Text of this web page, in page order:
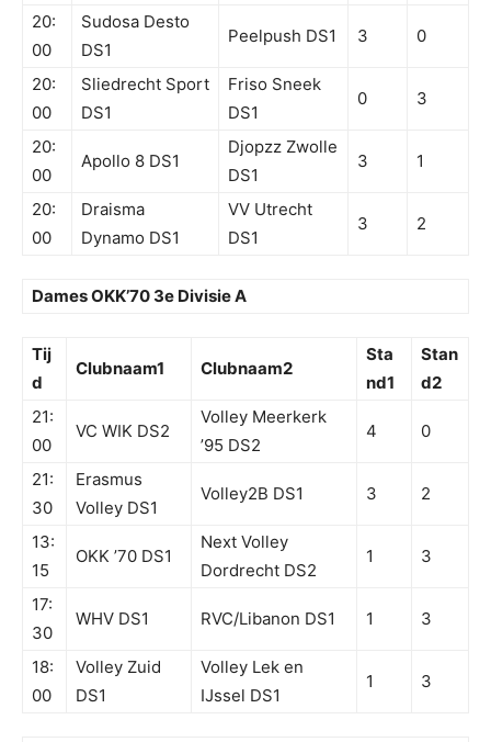
20:
00
Sudosa Desto
DS1
Peelpush DS1 3 0
20:
00
Sliedrecht Sport
DS1
Friso Sneek
DS1
0 3
20:
00
Apollo 8 DS1
Djopzz Zwolle
DS1
3 1
20:
00
Draisma
Dynamo DS1
VV Utrecht
DS1
3 2
Dames OKK’70 3e Divisie A
Tij
d
Clubnaam1 Clubnaam2
Sta
nd1
Stan
d2
21:
00
VC WIK DS2
Volley Meerkerk
’95 DS2
4 0
21:
30
Erasmus
Volley DS1
Volley2B DS1 3 2
13:
15
OKK ’70 DS1
Next Volley
Dordrecht DS2
1 3
17:
30
WHV DS1 RVC/Libanon DS1 1 3
18:
00
Volley Zuid
DS1
Volley Lek en
IJssel DS1
1 3